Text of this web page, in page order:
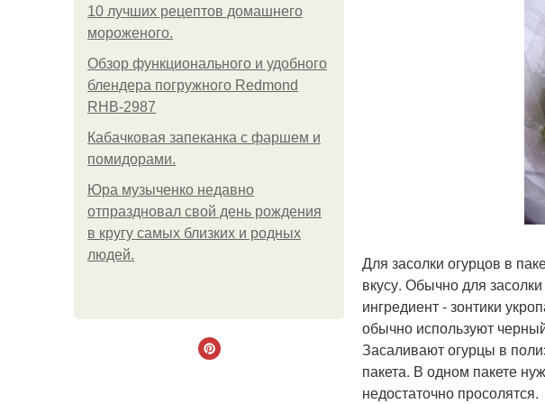
10 лучших рецептов домашнего
мороженого.
Обзор функционального и удобного
блендера погружного Redmond
RHB-2987
Кабачковая запеканка с фаршем и
помидорами.
Юра музыченко недавно
отпраздновал свой день рождения
в кругу самых близких и родных
людей.
Для засолки огурцов в
вкусу. Обычно для
ингредиент - зонтики
обычно используют
Засаливают огурцы в
пакета. В одном пакете
недостаточно просолятся.